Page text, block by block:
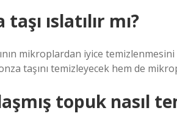
taşı ıslatılır mı?
mikroplardan iyice
taşını temizleyecek hem de
topuk nasıl